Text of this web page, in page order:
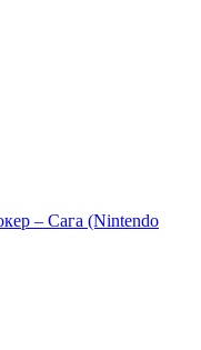
– Сага (Nintendo